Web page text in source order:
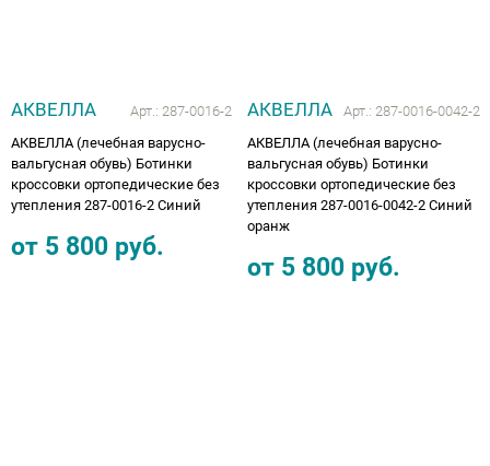
АКВЕЛЛА Арт.: 287-0016-2
АКВЕЛЛА (лечебная варусно-
вальгусная обувь) Ботинки
кроссовки ортопедические без
утепления 287-0016-2 Синий
от 5 800 руб.
АКВЕЛЛА Арт.: 287-0016-0042-2
АКВЕЛЛА (лечебная варусно-
вальгусная обувь) Ботинки
кроссовки ортопедические без
утепления 287-0016-0042-2 Синий
оранж
от 5 800 руб.